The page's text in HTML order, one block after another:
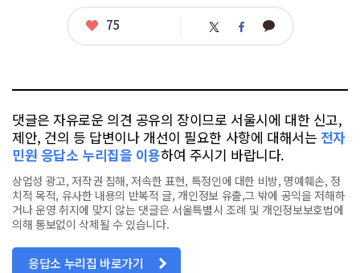
좋
75 트 페 카
댓글은 자유로운 의견 공유의 장이므로 서울시에 대한 신고,
제안, 건의 등 답변이나 개선이 필요한 사항에 대해서는 전자
민원 응답소 누리집을 이용하여 주시기 바랍니다.
상업성 광고, 저작권 침해, 저속한 표현, 특정인에 대한 비방, 명예훼손, 정
치적 목적, 유사한 내용의 반복적 글, 개인정보 유출,그 밖에 공익을 저해하
거나 운영 취지에 맞지 않는 댓글은 서울특별시 조례 및 개인정보보호법에
의해 통보없이 삭제될 수 있습니다.
응답소 누리집 바로가기